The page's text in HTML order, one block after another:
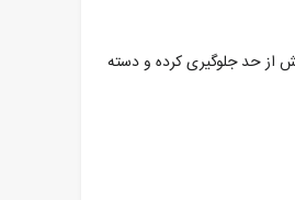
فشار بیش از حد جلوگیری کرده و دسته